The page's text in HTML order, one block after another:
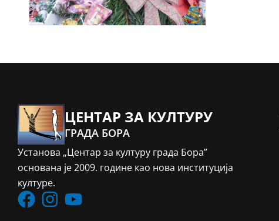
ЦЕНТАР ЗА КУЛТУРУ
ГРАДА БОРА
Установа „Центар за културу града Бора”
основана је 2009. године као нова институција
културе.